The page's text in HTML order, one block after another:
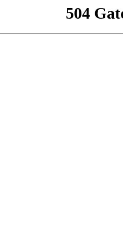
504